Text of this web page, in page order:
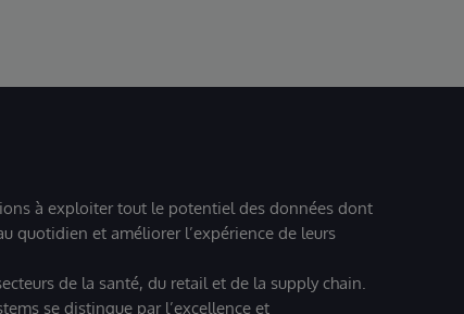
à exploiter tout le potentiel des données dont
quotidien et améliorer l’expérience de leurs
de la santé, du retail et de la supply chain.
se distingue par l’excellence et